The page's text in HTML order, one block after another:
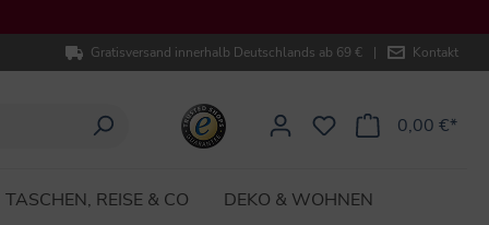
Gratisversand innerhalb Deutschlands ab 69 € | Kontakt
0,00 €*
TASCHEN, REISE & CO
DEKO & WOHNEN